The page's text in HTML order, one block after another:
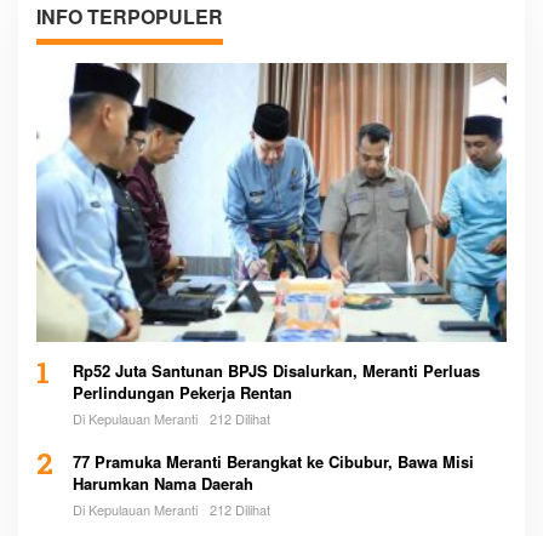
INFO TERPOPULER
1
Rp52 Juta Santunan BPJS Disalurkan, Meranti Perluas
Perlindungan Pekerja Rentan
Di Kepulauan Meranti 212 Dilihat
2
77 Pramuka Meranti Berangkat ke Cibubur, Bawa Misi
Harumkan Nama Daerah
Di Kepulauan Meranti 212 Dilihat